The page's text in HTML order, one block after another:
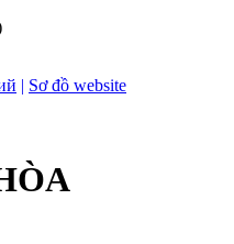
| Sơ đồ website